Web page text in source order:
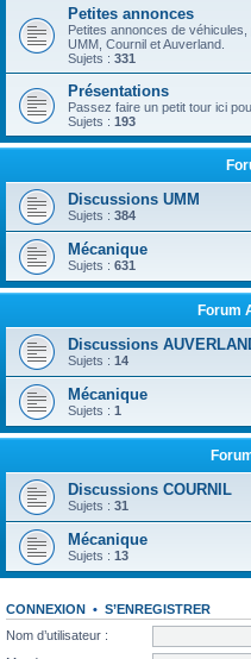
Petites annonces
Petites annonces de
UMM, Cournil et Auverland.
Sujets : 331
Présentations
Passez faire un petit tour ici
Sujets : 193
Discussions UMM
Sujets : 384
Mécanique
Sujets : 631
Forum
Discussions
Sujets : 14
Mécanique
Sujets : 1
Discussions COURNIL
Sujets : 31
Mécanique
Sujets : 13
CONNEXION • S’ENREGISTRER
Nom d’utilisateur :